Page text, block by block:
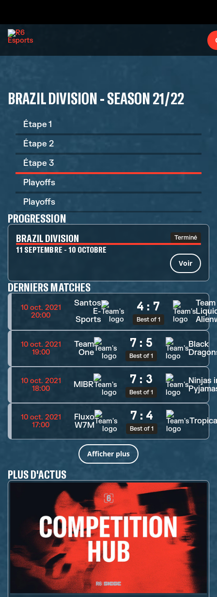
BRAZIL DIVISION - SEASON 21/22
Étape 1
Étape 2
Étape 3
Playoffs
Playoffs
PROGRESSION
BRAZIL DIVISION Terminé
11 SEPTEMBRE - 10 OCTOBRE
Voir
DERNIERS MATCHES
10 oct. 2021
20:00
Santos
E-
Sports
4 : 7
Best of 1
Team
10 oct. 2021
19:00
Team
One
7 : 5
Best of 1
Black
10 oct. 2021
18:00
MIBR 7 : 3
Best of 1
Ninjas
10 oct. 2021
17:00
Fluxo
W7M
7 : 4
Best of 1
Afficher plus
PLUS D'ACTUS